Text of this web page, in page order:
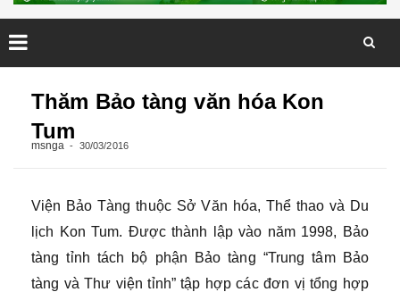
Thăm Bảo tàng văn hóa Kon
Tum
msnga 30/03/2016
Viện Bảo Tàng thuộc Sở Văn hóa, Thể thao và Du
lịch Kon Tum. Được thành lập vào năm 1998, Bảo
tàng tỉnh tách bộ phận Bảo tàng “Trung tâm Bảo
tàng và Thư viện tỉnh” tập hợp các đơn vị tổng hợp